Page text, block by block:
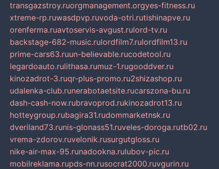
transgazstroy.ruorgmanagement.orgyes-fitness.ru
xtreme-rp.ruwasdpvp.ruvoda-otri.rutishinapve.ru
orenferma.ruavtoservis-avgust.rulord-tv.ru
backstage-682-music.rulordfilm7.rulordfilm13.ru
prime-cars63.ruun-believable.rucodetool.ru
legardoauto.rulithasa.rumuz-1.rugooddver.ru
kinozadrot-3.ruqr-plus-promo.ru2shizashop.ru
udalenka-club.runerabotaetsite.rucarszona-bu.ru
dash-cash-now.rubravoprod.rukinozadrot13.ru
hotteygroup.rubagira31.rudommarketnsk.ru
dveriland73.runis-glonass51.ruveles-doroga.rutb02.ru
vrema-zdorov.ruvelonik.rusurgutgloss.ru
nike-air-max-95.runadookna.rulubov-pic.ru
mobilreklama.rupds-nn.rusocrat2000.ruvgurin.ru